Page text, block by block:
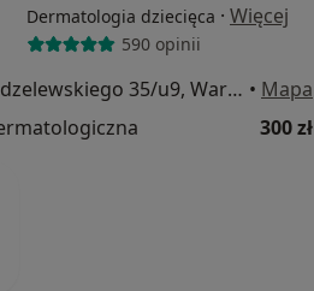
Dermatologia dziecięca · Więcej
590 opinii
Zygmunta Modzelewskiego 35/u9, Warszawa • Mapa
300 zł